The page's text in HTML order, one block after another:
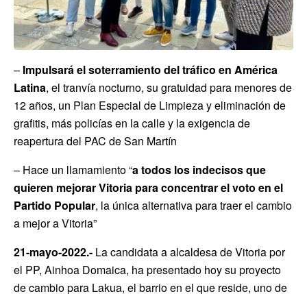
– Impulsará el soterramiento del tráfico en América
Latina, el tranvía nocturno, su gratuidad para menores de
12 años, un Plan Especial de Limpieza y eliminación de
grafitis, más policías en la calle y la exigencia de
reapertura del PAC de San Martín
– Hace un llamamiento “a todos los indecisos que
quieren mejorar Vitoria para concentrar el voto en el
Partido Popular, la única alternativa para traer el cambio
a mejor a Vitoria”
21-mayo-2022.- La candidata a alcaldesa de Vitoria por
el PP, Ainhoa Domaica, ha presentado hoy su proyecto
de cambio para Lakua, el barrio en el que reside, uno de